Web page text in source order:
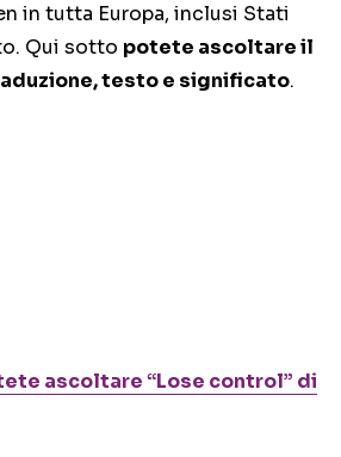
in tutta Europa, inclusi Stati
Qui sotto potete ascoltare il
testo e significato.
ascoltare “Lose control” di